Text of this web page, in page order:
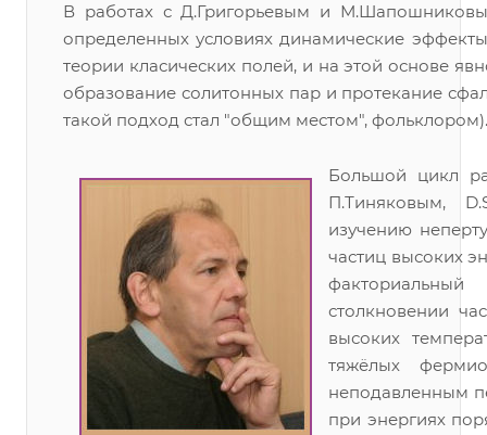
В работах с Д.Григорьевым и
определенных условиях динамические
теории класических полей, и на этой основе
образование солитонных пар и протекание
такой подход стал "общим местом", фольклором).
Большой цикл
П.Тиняковым,
изучению
частиц высоких
столкновении
высоких
тяжёлых
неподавленным
при энергиях